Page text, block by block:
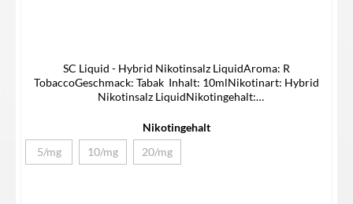
SC Liquid - Hybrid Nikotinsalz LiquidAroma: R
TobaccoGeschmack: Tabak Inhalt: 10mlNikotinart: Hybrid
Nikotinsalz LiquidNikotingehalt:
Bedienungsanleitung
Nikotingehalt
5/mg
(Diese Option ist zurzeit nicht verfügbar.)
10/mg(Diese Option ist zurzeit nicht verfügbar.)
20/mg(Diese Option ist zurzeit nicht verfügbar.)